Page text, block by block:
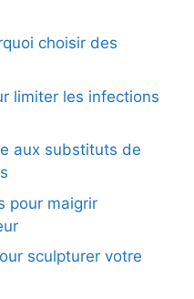
choisir des
limiter les infections
aux substituts de
pour maigrir
sculpturer votre